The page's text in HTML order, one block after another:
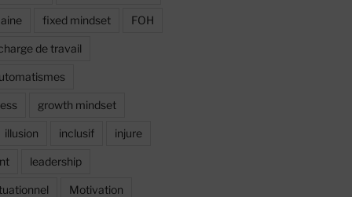
fixed mindset FOH
de travail
growth mindset
illusion inclusif injure
leadership
Motivation